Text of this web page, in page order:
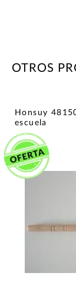
OTROS
Honsuy
escuela